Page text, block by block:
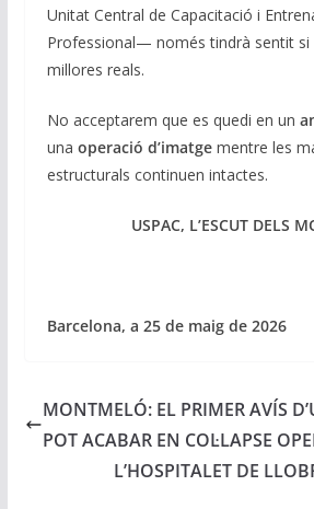
Unitat Central de Capacitació i
Professional— només tindrà sentit si
millores reals.
No acceptarem que es quedi en un
una operació d’imatgementre les
estructurals continuen intactes.
USPAC, L’ESCUT DELS
Barcelona, a 25 de maig de 2026
MONTMELÓ: EL PRIMER AVÍS
POT ACABAR EN COL·LAPSE
L’HOSPITALET DE